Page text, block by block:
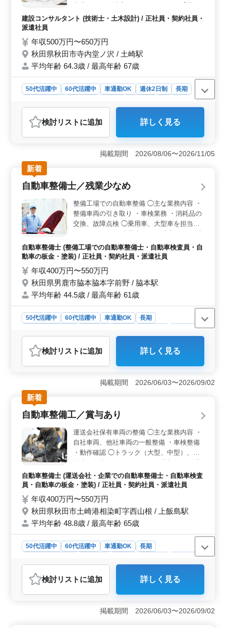
与と東北エリアでの勤務＞ 年収は500万円から700万円
と高水準で、資格や経験に応じて優遇されます。勤務地
は秋田県仙北市角館町で、東北エリア全域に案件があり
ます。車通勤が可能で無料駐車場が完備されているた
め、通勤の利便性も高いです。地元や東北エリアで働き
たい方に最適な職場環境が提供されています。
内容】 ・発注者支援業務(土木設計業務) ・
料作成業務 等 ＊備考＊ 交通費支給 資格手
当支給 単身赴任宿舎完備 社用車支給 週休2
日制 ◎1級土木施工管理技士資格必須になり
ます ＊50代以上で土木設計業務経験10年以
上条件面優遇いたします ＊50代以上で土木
施工管理業務経験者の方お気軽にお問い合わ
せ下さい ご応募お待ちしております
建設コンサルタント (技術士・土木設計) / 正社員・契約社員・
派遣社員
年収500万円〜650万円
秋田県秋田市寺内堂ノ沢 / 土崎駅
平均年齢 64.3歳 / 最高年齢 67歳
50代活躍中 60代活躍中 車通勤OK 週休2日制
長期
おすすめポイント
＜経験豊富な中高年歓迎＞ この求人は50代、60代の土
木設計業務経験者を特に歓迎しており、10年以上の経験
がある方には条件面での優遇があります。年齢を重ねた
経験者が活躍しているため、同年代の仲間と共に働きや
すい環境です。 ＜充実した福利厚生＞ 交通費や資
格手当が支給され、社会保険が完備されています。ま
た、単身赴任宿舎が完備されており、遠方からの転居も
安心です。これにより、安定した生活基盤を築きながら
仕事に専念できます。 ＜働きやすい勤務条件＞ 週
休2日制で土日祝日が休み、GWや夏季休暇、年末年始な
どの長期休暇も取得可能です。さらに、月平均20時間程
度の残業がありながらも、ワークライフバランスを大切
にしながら働ける環境が整っています。
検討リスト に追加 詳しく見る
掲載期間 2026/08/06〜2026/11/05
新着
自動車整備士／残業少なめ
整備工場での自動車整備 ◯主な業務内容 ・
整備車両の引き取り ・車検業務 ・消耗品の
交換、故障点検 ◯乗用車、大型車を担当し
通費支給 ＊マイカー通勤OK（無料駐車場完
備） ベテランメカニックを募集します。 ぜ
自動車整備士 (整備工場での自動車整備士・自動車検査員・自
動車の板金・塗装) / 正社員・契約社員・派遣社員
年収400万円〜550万円
秋田県男鹿市脇本脇本字前野 / 脇本駅
平均年齢 44.5歳 / 最高年齢 61歳
50代活躍中 60代活躍中 車通勤OK
長期
派遣社員
おすすめポイント
＜経験・スキルを活かせる環境＞ 車検業務、消耗品交
換、故障点検、整備車両の引き取りなど整備業務全般を
担当します。乗用車から大型車まで扱い、これまで培っ
た整備経験を活かせます。 ＜働きやすい環境＞ 50
代・60代が活躍している職場です。ベテランメカニック
として長年の経験や技術を発揮できる環境です。マイカ
ー通勤にも対応しています。 ＜待遇・福利厚生＞
賞与あり、交通費支給、無料駐車場完備、各種社会保険
完備。安定した環境で整備技術を活かして働けます。
検討リスト に追加 詳しく見る
掲載期間 2026/06/03〜2026/09/02
新着
自動車整備工／賞与あり
運送会社保有車両の整備 ◯主な業務内容 ・
自社車両、他社車両の一般整備 ・車検整備
・動作確認 ◯トラック（大型、中型）、乗
用車を担当して頂きます。 ＊賞与あり ＊交
通費支給 大型トラックまでを担当できるプ
ロフェッショナルを募集します。 ぜひ匠の
自動車整備士 (運送会社・企業での自動車整備士・自動車検査
員・自動車の板金・塗装) / 正社員・契約社員・派遣社員
年収400万円〜550万円
秋田県秋田市土崎港相染町字西山根 / 上飯島駅
平均年齢 48.8歳 / 最高年齢 65歳
50代活躍中 60代活躍中 車通勤OK
長期
派遣社員
おすすめポイント
＜安定した働き方で長く続けやすい＞ 年間休日107日で
夏季休暇や年末年始休暇もあり、休みを確保しながら勤
務できる環境です。残業少なめで業務後の時間も取りや
検討リスト に追加 詳しく見る
掲載期間 2026/06/03〜2026/09/02